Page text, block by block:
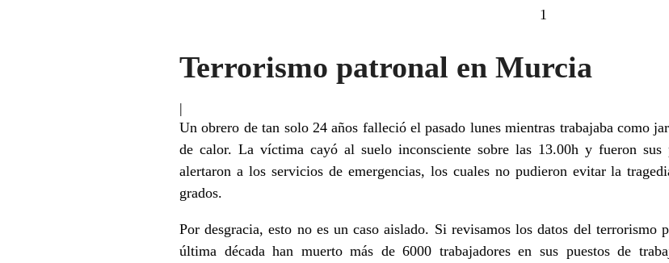
1
Terrorismo patronal en Murcia
|
Un obrero de tan solo 24 años falleció el pasado lunes mientras trabajaba como
de calor. La víctima cayó al suelo inconsciente sobre las 13.00h y fueron sus
alertaron a los servicios de emergencias, los cuales no pudieron evitar la
grados.
Por desgracia, esto no es un caso aislado. Si revisamos los datos del terrorismo
última década han muerto más de 6000 trabajadores en sus puestos de